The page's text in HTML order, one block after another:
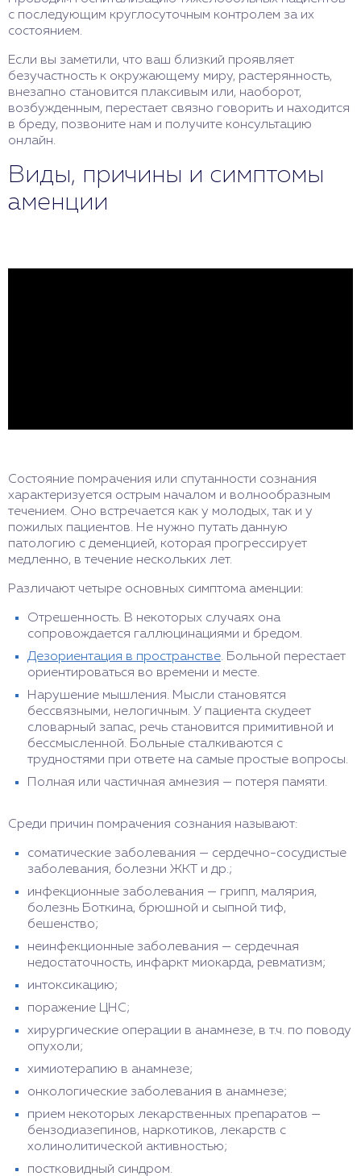
с последующим круглосуточным контролем за их
состоянием.
Если вы заметили, что ваш близкий проявляет
безучастность к окружающему миру, растерянность,
внезапно становится плаксивым или, наоборот,
возбужденным, перестает связно говорить и находится
в бреду, позвоните нам и получите консультацию
онлайн.
Виды, причины и симптомы
аменции
Состояние помрачения или спутанности сознания
характеризуется острым началом и волнообразным
течением. Оно встречается как у молодых, так и у
пожилых пациентов. Не нужно путать данную
патологию с деменцией, которая прогрессирует
медленно, в течение нескольких лет.
Различают четыре основных симптома аменции:
Отрешенность. В некоторых случаях она
сопровождается галлюцинациями и бредом.
Дезориентация в пространстве. Больной перестает
ориентироваться во времени и месте.
Нарушение мышления. Мысли становятся
бессвязными, нелогичным. У пациента скудеет
словарный запас, речь становится примитивной и
бессмысленной. Больные сталкиваются с
трудностями при ответе на самые простые вопросы.
Полная или частичная амнезия — потеря памяти.
Среди причин помрачения сознания называют:
соматические заболевания — сердечно-сосудистые
заболевания, болезни ЖКТ и др.;
инфекционные заболевания — грипп, малярия,
болезнь Боткина, брюшной и сыпной тиф,
бешенство;
неинфекционные заболевания — сердечная
недостаточность, инфаркт миокарда, ревматизм;
интоксикацию;
поражение ЦНС;
хирургические операции в анамнезе, в т.ч. по поводу
опухоли;
химиотерапию в анамнезе;
онкологические заболевания в анамнезе;
прием некоторых лекарственных препаратов —
бензодиазепинов, наркотиков, лекарств с
холинолитической активностью;
постковидный синдром.